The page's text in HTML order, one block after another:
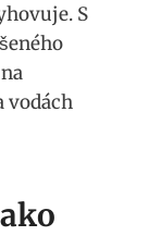
S⁤
⁢vodách⁤